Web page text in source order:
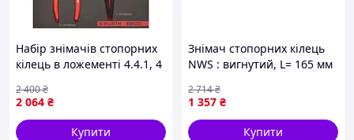
Набір знімачів стопорних
кілець в ложементі 4.4.1, 4
арт. 0965441104 )
2 064 ₴
2 400₴
Купити
Знімач стопорних кілець
NWS : вигнутий, L= 165 мм
1 357 ₴
2 714₴
Купити